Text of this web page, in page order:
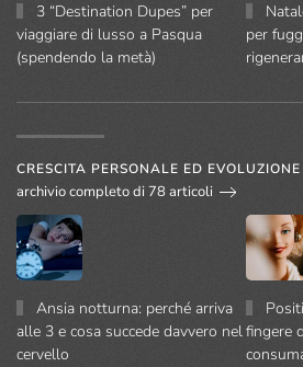
3 “Destination Dupes” per
viaggiare di lusso a Pasqua
(spendendo la metà)
per
CRESCITA PERSONALE ED EVOLUZIONE
archivio completo di 78 articoli
Ansia notturna: perché arriva
alle 3 e cosa succede davvero nel
cervello
fingere